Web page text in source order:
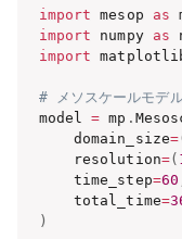
import mesop as
import numpy as
import
# メソスケールモデ
model = mp .
    domain_size
=
    resolution
=(
    time_step
=60
    total_time
=
)